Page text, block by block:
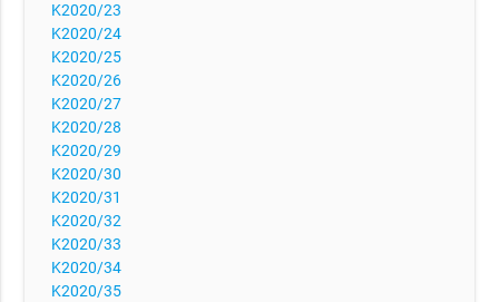
K2020/23
K2020/24
K2020/25
K2020/26
K2020/27
K2020/28
K2020/29
K2020/30
K2020/31
K2020/32
K2020/33
K2020/34
K2020/35